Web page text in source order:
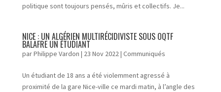
politique sont toujours pensés, mûris et collectifs. Je...
NICE : UN ALGÉRIEN MULTIRÉCIDIVISTE SOUS OQTF
BALAFRE UN ÉTUDIANT
parPhilippe Vardon | 23 Nov 2022| Communiqués
Un étudiant de 18 ans a été violemment agressé à
proximité de la gare Nice-ville ce mardi matin, à l’angle des